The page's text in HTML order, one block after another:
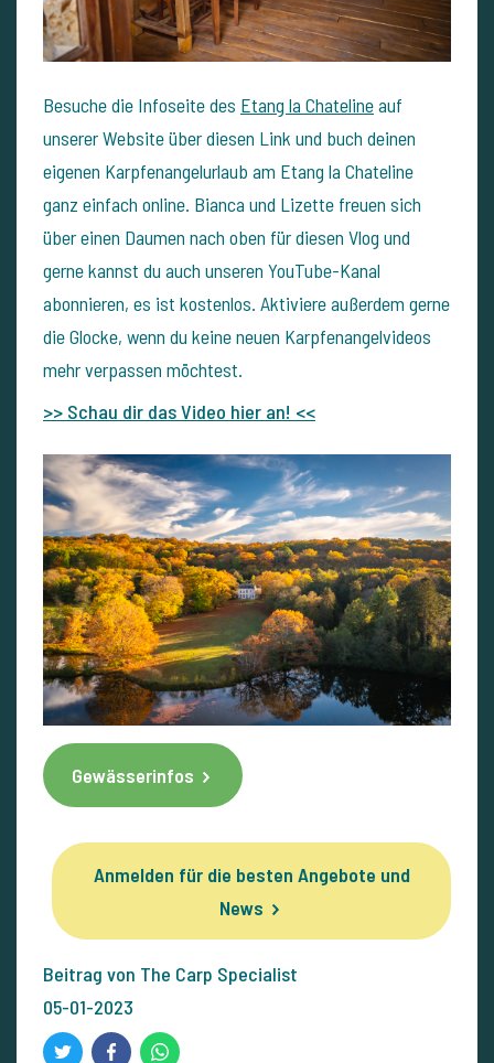
Besuche die Infoseite des Etang la Chatelineauf
unserer Website über diesen Link und buch deinen
eigenen Karpfenangelurlaub am Etang la Chateline
ganz einfach online. Bianca und Lizette freuen sich
über einen Daumen nach oben für diesen Vlog und
gerne kannst du auch unseren YouTube-Kanal
abonnieren, es ist kostenlos. Aktiviere außerdem gerne
die Glocke, wenn du keine neuen Karpfenangelvideos
mehr verpassen möchtest.
>> Schau dir das Video hier an! <<
Gewässerinfos
Anmelden für die besten Angebote und
News
Beitrag von The Carp Specialist
05-01-2023